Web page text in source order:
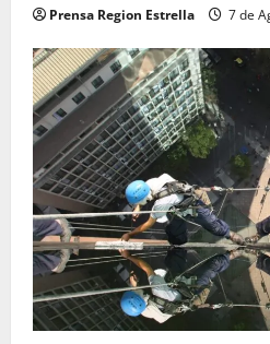
Prensa Region Estrella 7 de